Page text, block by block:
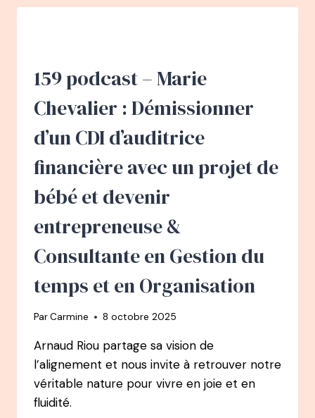
JUNOD
EXPERT
RÉFÉRENCE
DU
RAPPORT
À
L’ARGENT
159 podcast – Marie
Chevalier : Démissionner
d’un CDI d’auditrice
financière avec un projet de
bébé et devenir
entrepreneuse &
Consultante en Gestion du
temps et en Organisation
ParCarmine 8 octobre 2025
Arnaud Riou partage sa vision de
l’alignement et nous invite à retrouver notre
véritable nature pour vivre en joie et en
fluidité.